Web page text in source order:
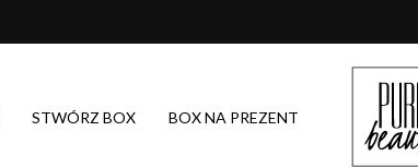
STWÓRZ BOX BOX NA PREZENT